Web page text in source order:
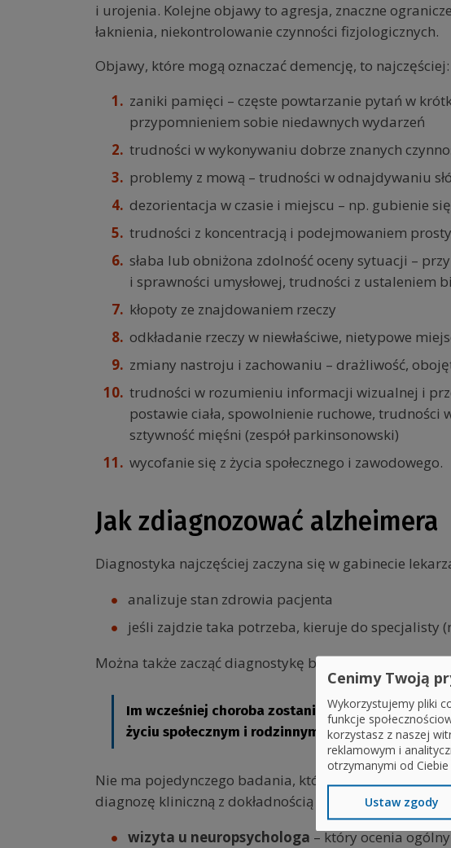
i urojenia. Kolejne objawy to agresja, znaczne
łaknienia, niekontrolowanie czynności fizjologicznych.
Objawy, które mogą oznaczać demencję, to najczęściej:
zaniki pamięci – częste powtarzanie pytań w
przypomnieniem sobie niedawnych wydarzeń
trudności w wykonywaniu dobrze znanych
problemy z mową – trudności w odnajdywaniu
dezorientacja w czasie i miejscu – np. gubienie się
trudności z koncentracją i podejmowaniem
słaba lub obniżona zdolność oceny sytuacji –
i sprawności umysłowej, trudności z ustaleniem
kłopoty ze znajdowaniem rzeczy
odkładanie rzeczy w niewłaściwe, nietypowe
zmiany nastroju i zachowaniu – drażliwość,
trudności w rozumieniu informacji wizualnej i
postawie ciała, spowolnienie ruchowe,
sztywność mięśni (zespół parkinsonowski)
wycofanie się z życia społecznego i zawodowego.
Jak zdiagnozować alzheimera
Diagnostyka najczęściej zaczyna się w gabinecie
analizuje stan zdrowia pacjenta
jeśli zajdzie taka potrzeba, kieruje do specjalisty
Można także zacząć diagnostykę bezpośrednio u
Im wcześniej choroba zostanie zdiagnozowana,
życiu społecznym i rodzinnym.
Nie ma pojedynczego badania, które pozwoliłoby na
diagnozę kliniczną z dokładnością nawet do 90%. W
wizyta u neuropsychologa – który ocenia
Cenimy Twoją
Wykorzystujemy pliki
funkcje
korzystasz z naszej
reklamowym i
otrzymanymi od Ciebie
Ustaw zgody